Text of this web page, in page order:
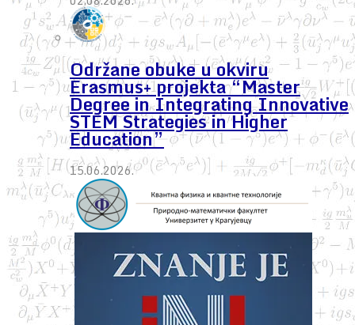
Održane obuke u okviru
Erasmus+ projekta “Master
Degree in Integrating Innovative
STEM Strategies in Higher
Education”
15.06.2026.